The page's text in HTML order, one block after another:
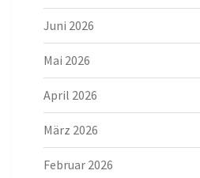
Juni 2026
Mai 2026
April 2026
März 2026
Februar 2026